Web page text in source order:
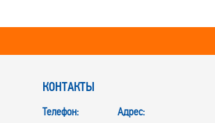
КОНТАКТЫ
Телефон:
Адрес: